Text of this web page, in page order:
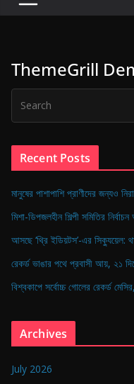
s
e
f
D
i
g
a
l
B
n
g
ThemeGrill
Recent Posts
মানুষের পাশাপাশি প্রাণীদের জন্যও
মিশা-ডিপজলহীন শিল্পী সমিতির
আসছে ‘থ্রি ইডিয়টস’-এর সিক্যুয়েল:
রেকর্ড ভাঙার পথে প্রবাসী আয়, ২১
বিশ্বকাপে সর্বোচ্চ গোলের রেকর্ড
Archives
July 2026